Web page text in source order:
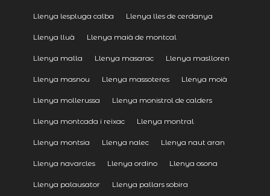
Llenya lespluga calba Llenya lles de cerdanya
Llenya lluà Llenya maià de montcal
Llenya malla Llenya masarac Llenya maslloren
Llenya masnou Llenya massoteres Llenya moià
Llenya mollerussa Llenya monistrol de calders
Llenya montcada i reixac Llenya montral
Llenya montsia Llenya nalec Llenya naut aran
Llenya navarcles Llenya ordino Llenya osona
Llenya palausator Llenya pallars sobira